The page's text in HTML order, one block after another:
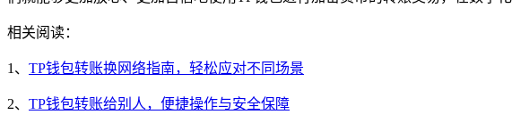
相关阅读：
1、 TP钱包转账换网络指南，轻松应对不同场景
2、 TP钱包转账给别人，便捷操作与安全保障